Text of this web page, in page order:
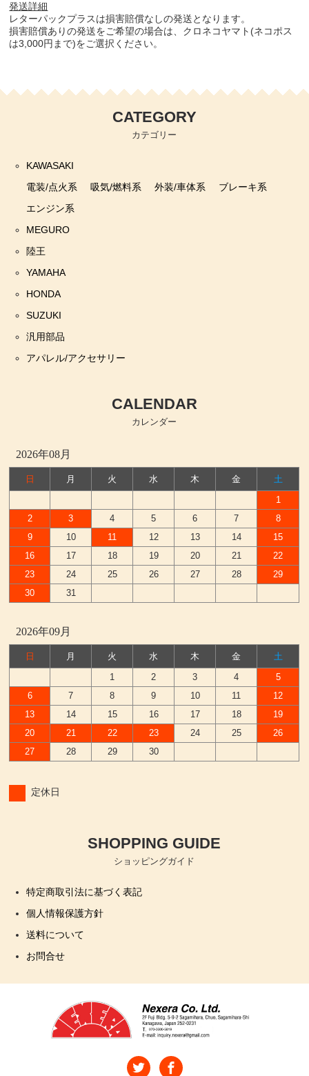
発送詳細
レターパックプラスは損害賠償なしの発送となります。
損害賠償ありの発送をご希望の場合は、クロネコヤマト(ネコポス
は3,000円まで)をご選択ください。
CATEGORY
カテゴリー
KAWASAKI
電装/点火系
吸気/燃料系 外装/車体系
ブレーキ系
エンジン系
MEGURO
陸王
YAMAHA
HONDA
SUZUKI
汎用部品
アパレル/アクセサリー
CALENDAR
カレンダー
2026年08月
日 月 火 水 木 金
土
1
2
3 4 5 6 7
8
9
10 11 12 13 14
15
16
17 18 19 20 21
22
23
24 25 26 27 28
29
30
31
2026年09月
日 月 火 水 木 金
土
1
2 3 4
5
6
7 8 9 10 11
12
13
14 15 16 17 18
19
20
21 22 23 24 25
26
27
28 29 30
定休日
SHOPPING GUIDE
ショッピングガイド
特定商取引法に基づく表記
個人情報保護方針
送料について
お問合せ